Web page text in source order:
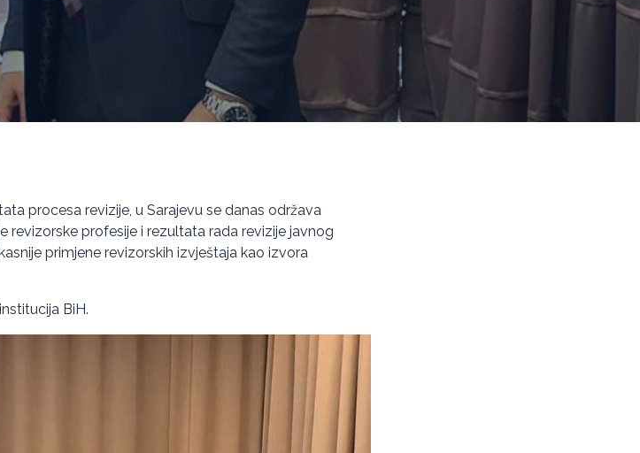
procesa revizije, u Sarajevu se danas održava
revizorske profesije i rezultata rada revizije javnog
primjene revizorskih izvještaja kao izvora
BiH.